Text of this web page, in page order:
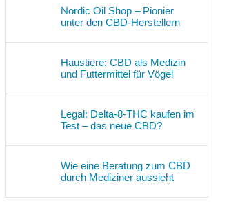
Nordic Oil Shop – Pionier
unter den CBD-Herstellern
Haustiere: CBD als Medizin
und Futtermittel für Vögel
Legal: Delta-8-THC kaufen im
Test – das neue CBD?
Wie eine Beratung zum CBD
durch Mediziner aussieht